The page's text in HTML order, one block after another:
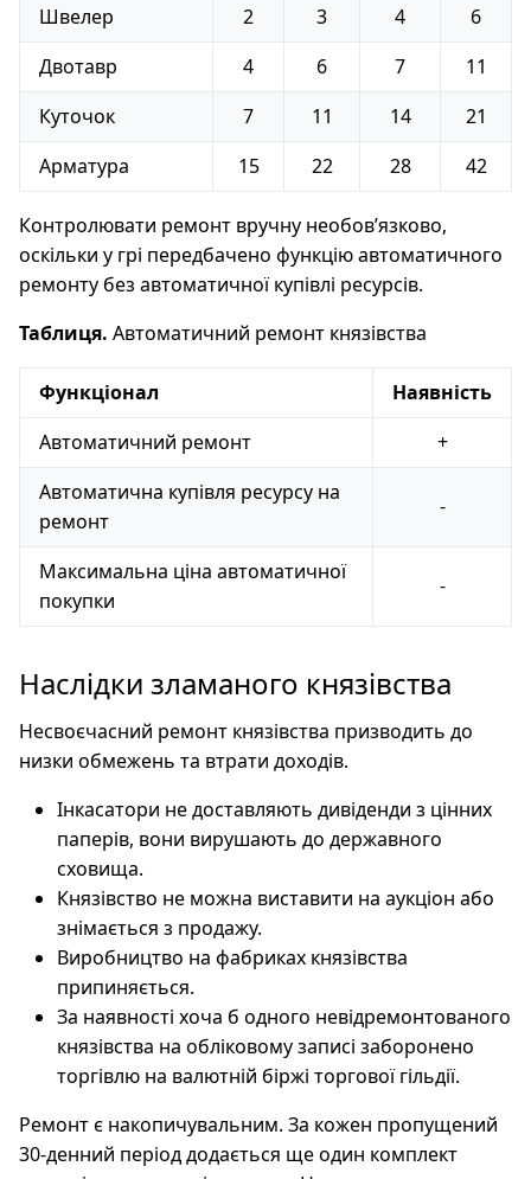
Швелер
2 3 4
6
Двотавр
4 6 7
11
Куточок
7 11 14
21
Арматура
15 22 28 42
Контролювати ремонт вручну необов’язково,
оскільки у грі передбачено функцію автоматичного
ремонту без автоматичної купівлі ресурсів.
Таблиця. Автоматичний ремонт князівства
Функціонал
Наявність
Автоматичний ремонт
+
Автоматична купівля ресурсу на
ремонт
-
Максимальна ціна автоматичної
покупки
-
Наслідки зламаного князівства
Несвоєчасний ремонт князівства призводить до
низки обмежень та втрати доходів.
Інкасатори не доставляють дивіденди з цінних
паперів, вони вирушають до державного
сховища.
Князівство не можна виставити на аукціон або
знімається з продажу.
Виробництво на фабриках князівства
припиняється.
За наявності хоча б одного невідремонтованого
князівства на обліковому записі заборонено
торгівлю на валютній біржі торгової гільдії.
Ремонт є накопичувальним. За кожен пропущений
30-денний період додається ще один комплект